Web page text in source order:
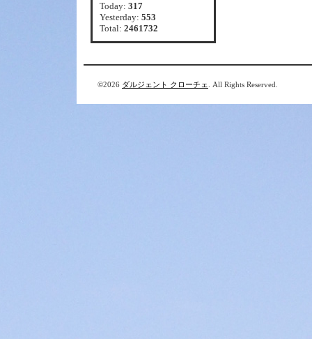
Today: 317
Yesterday: 553
Total: 2461732
©2026 ダルジェント クローチェ . All Rights Reserved.